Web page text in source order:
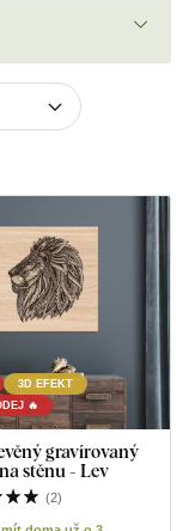
3D EFEKT
🔥
gravírovaný
stěnu - Lev
(2)